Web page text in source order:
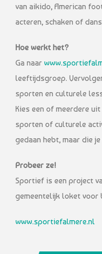
van aikido, American
acteren, schaken of
Hoe werkt het?
Ga naar
leeftijdsgroep.
sporten en culturele
Kies een of meerdere
sporten of culturele
gedaan hebt, maar die
Probeer ze!
Sportief is een project
gemeentelijk loket voor
www.sportiefalmere.nl